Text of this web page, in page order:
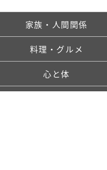
家族・人間関係
料理・グルメ
心と体